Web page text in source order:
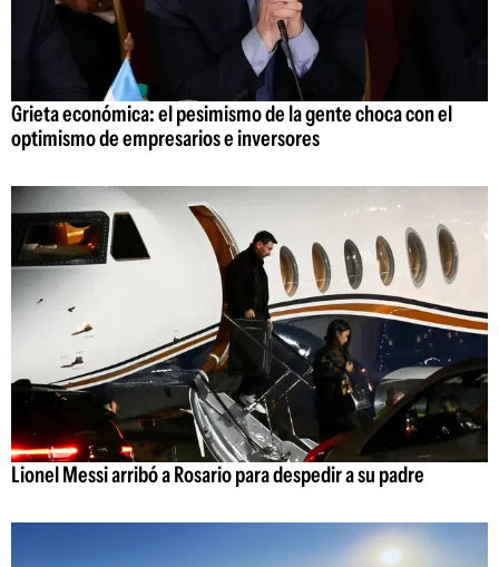
Grieta económica: el pesimismo de la gente choca con el
optimismo de empresarios e inversores
Lionel Messi arribó a Rosario para despedir a su padre